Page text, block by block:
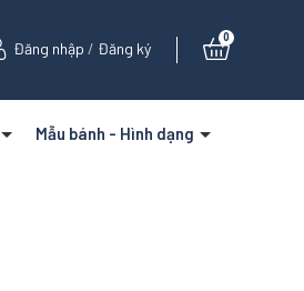
Đăng nhập / Đăng ký
0
Mẫu bánh - Hình dạng